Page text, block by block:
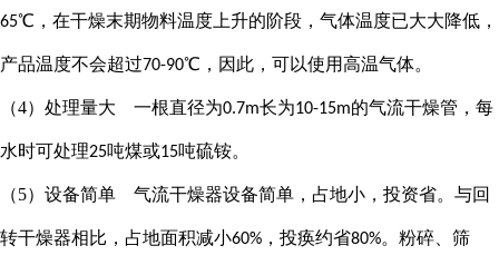
65℃，在干燥末期物料温度上升的阶段，气体温度已大大降低，
产品温度不会超过70-90℃，因此，可以使用高温气体。
（4）处理量大 一根直径为0.7m长为10-15m的气流干燥管，每
水时可处理25吨煤或15吨硫铵。
（5）设备简单 气流干燥器设备简单，占地小，投资省。与回
转干燥器相比，占地面积减小60% ，投痪约省80%。粉碎、筛